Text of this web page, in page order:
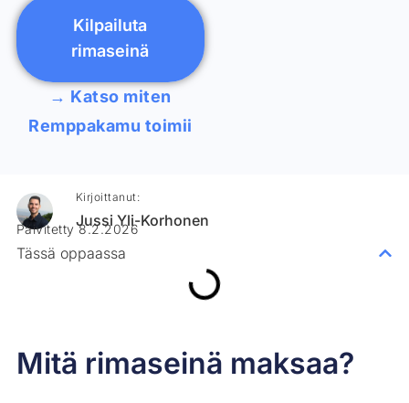
Kilpailuta
rimaseinä
→ Katso miten
Remppakamu toimii
Mitä rimaseinä maksaa?
Kirjoittanut:
Jussi Yli-Korhonen
Päivitetty 8.2.2026
Tässä oppaassa